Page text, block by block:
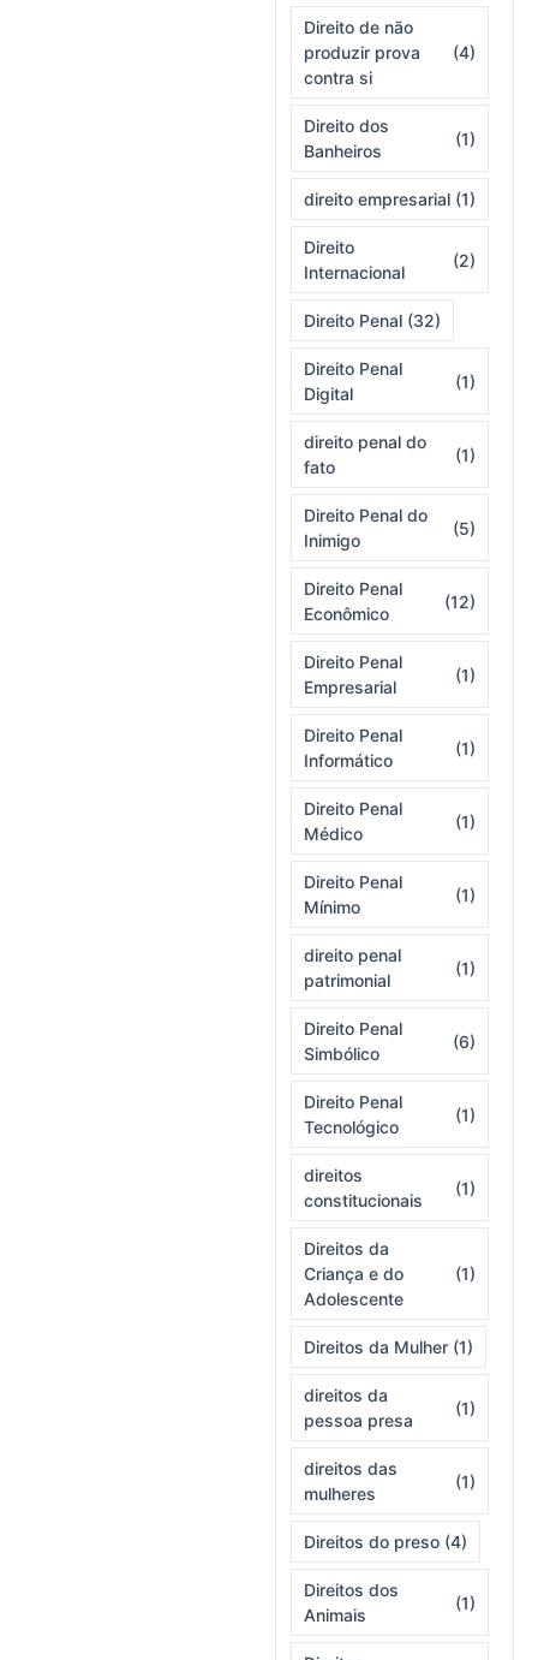
Direito de não
produzir prova
contra si
(4)
Direito dos
Banheiros
(1)
direito empresarial (1)
Direito
Internacional
(2)
Direito Penal (32)
Direito Penal
Digital
(1)
direito penal do
fato
(1)
Direito Penal do
Inimigo
(5)
Direito Penal
Econômico
(12)
Direito Penal
Empresarial
(1)
Direito Penal
Informático
(1)
Direito Penal
Médico
(1)
Direito Penal
Mínimo
(1)
direito penal
patrimonial
(1)
Direito Penal
Simbólico
(6)
Direito Penal
Tecnológico
(1)
direitos
constitucionais
(1)
Direitos da
Criança e do
Adolescente
(1)
Direitos da Mulher (1)
direitos da
pessoa presa
(1)
direitos das
mulheres
(1)
Direitos do preso (4)
Direitos dos
Animais
(1)